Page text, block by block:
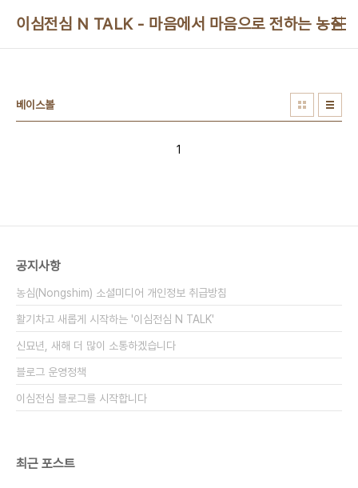
이심전심 N TALK - 마음에서 마음으로 전하는 농심
베이스볼
1
공지사항
농심(Nongshim) 소셜미디어 개인정보 취급방침
활기차고 새롭게 시작하는 '이심전심 N TALK'
신묘년, 새해 더 많이 소통하겠습니다
블로그 운영정책
이심전심 블로그를 시작합니다
최근 포스트